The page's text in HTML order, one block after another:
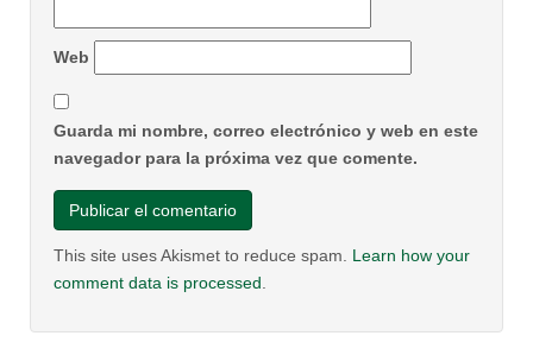
Web
Guarda mi nombre, correo electrónico y web en este
navegador para la próxima vez que comente.
This site uses Akismet to reduce spam. Learn how your
comment data is processed